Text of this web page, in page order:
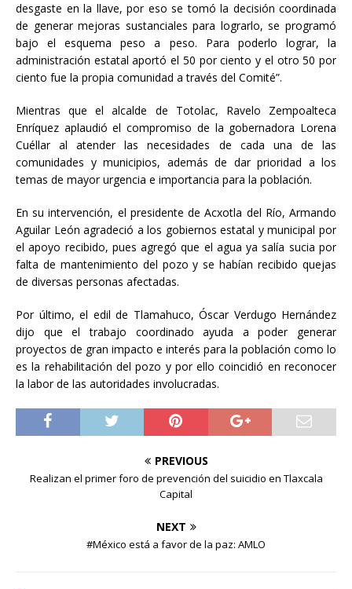
desgaste en la llave, por eso se tomó la decisión coordinada
de generar mejoras sustanciales para lograrlo, se programó
bajo el esquema peso a peso. Para poderlo lograr, la
administración estatal aportó el 50 por ciento y el otro 50 por
ciento fue la propia comunidad a través del Comité”.
Mientras que el alcalde de Totolac, Ravelo Zempoalteca
Enríquez aplaudió el compromiso de la gobernadora Lorena
Cuéllar al atender las necesidades de cada una de las
comunidades y municipios, además de dar prioridad a los
temas de mayor urgencia e importancia para la población.
En su intervención, el presidente de Acxotla del Río, Armando
Aguilar León agradeció a los gobiernos estatal y municipal por
el apoyo recibido, pues agregó que el agua ya salía sucia por
falta de mantenimiento del pozo y se habían recibido quejas
de diversas personas afectadas.
Por último, el edil de Tlamahuco, Óscar Verdugo Hernández
dijo que el trabajo coordinado ayuda a poder generar
proyectos de gran impacto e interés para la población como lo
es la rehabilitación del pozo y por ello coincidió en reconocer
la labor de las autoridades involucradas.
PREVIOUS
Realizan el primer foro de prevención del suicidio en Tlaxcala
Capital
NEXT
#México está a favor de la paz: AMLO